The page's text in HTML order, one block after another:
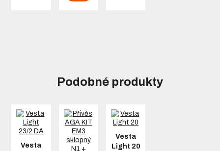
Podobné produkty
Vesta
Vesta
Light 20